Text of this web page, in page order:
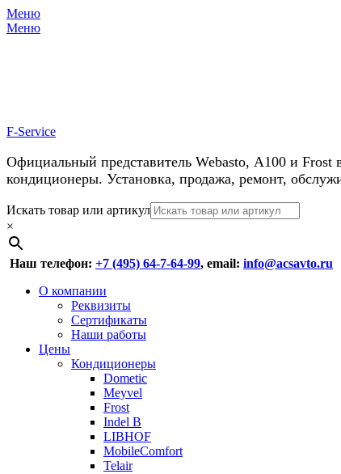
Меню
Меню
F-Service
Официальный представитель Webasto, А100 и Frost
кондиционеры. Установка, продажа, ремонт,
Header
Right
Menu
Перейти
к
содержимому
Искать товар или артикул
×
Наш телефон: +7 (495) 64-7-64-99, email: info@acsavto.ru
Основное
Перейти
содержимому
О компании
Реквизиты
Сертификаты
Наши работы
Цены
Кондиционеры
Dometic
Meyvel
Frost
Indel B
LIBHOF
MobileComfort
Telair